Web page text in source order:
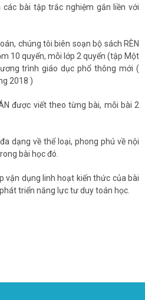
bài tập trắc nghiệm gắn liền với
chúng tôi biên soạn bộ sách RÈN
10 quyển, mỗi lớp 2 quyển (tập Một
trình giáo dục phổ thông mới (
2018 )
được viết theo từng bài, mỗi bài 2
dạng về thể loại, phong phú về nội
bài học đó.
vận dụng linh hoạt kiến thức của bài
triển năng lực tư duy toán học.